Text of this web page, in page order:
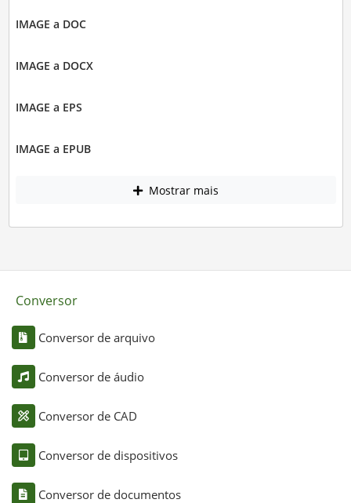
IMAGE a DOC
IMAGE a DOCX
IMAGE a EPS
IMAGE a EPUB
Mostrar mais
Conversor
Conversor de arquivo
Conversor de áudio
Conversor de CAD
Conversor de dispositivos
Conversor de documentos